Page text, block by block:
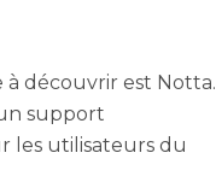
découvrir est Notta.
support
les utilisateurs du